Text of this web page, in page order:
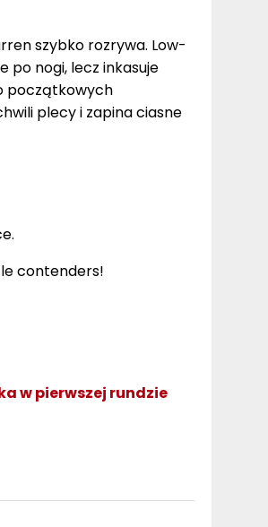
szybko rozrywa. Low-
po nogi, lecz inkasuje
początkowych
plecy i zapina ciasne
contenders!
w pierwszej rundzie